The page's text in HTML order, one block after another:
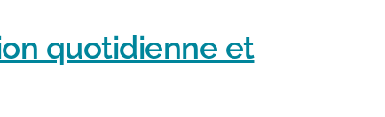
quotidienne et